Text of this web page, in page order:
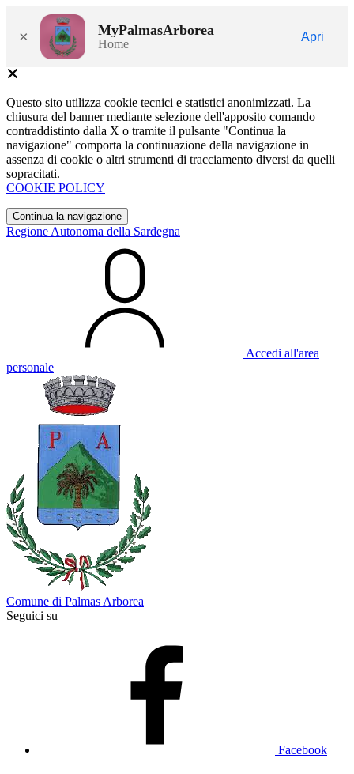
× MyPalmasArborea
Home
Apri
Questo sito utilizza cookie tecnici e statistici anonimizzati. La
chiusura del banner mediante selezione dell'apposito comando
contraddistinto dalla X o tramite il pulsante "Continua la
navigazione" comporta la continuazione della navigazione in
assenza di cookie o altri strumenti di tracciamento diversi da quelli
sopracitati.
COOKIE POLICY
Continua la navigazione
Regione Autonoma della Sardegna
Accedi all'area
personale
Comune di Palmas Arborea
Seguici su
Facebook